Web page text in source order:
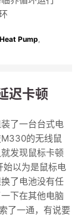
Heat Pump,
迟卡顿
了一台台式电
的无线鼠
发现鼠标卡顿
始以为是鼠标电
了电池没有任
下在其他电脑
了一通，有说要